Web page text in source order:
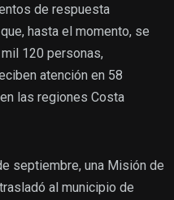
de respuesta
hasta el momento, se
120 personas,
atención en 58
las regiones Costa
septiembre, una Misión de
al municipio de